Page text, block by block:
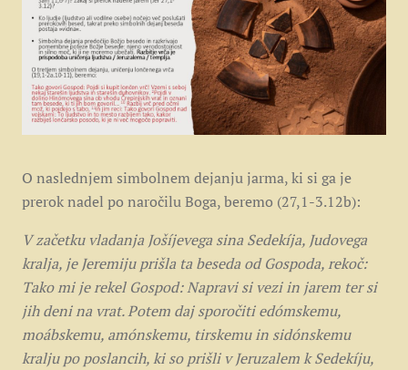
O naslednjem simbolnem dejanju jarma, ki si ga je
prerok nadel po naročilu Boga, beremo (27,1-3.12b):
V začetku vladanja Jošíjevega sina Sedekíja, Judovega
kralja, je Jeremiju prišla ta beseda od Gospoda, rekoč:
Tako mi je rekel Gospod: Napravi si vezi in jarem ter si
jih deni na vrat. Potem daj sporočiti edómskemu,
moábskemu, amónskemu, tirskemu in sidónskemu
kralju po poslancih, ki so prišli v Jeruzalem k Sedekíju,